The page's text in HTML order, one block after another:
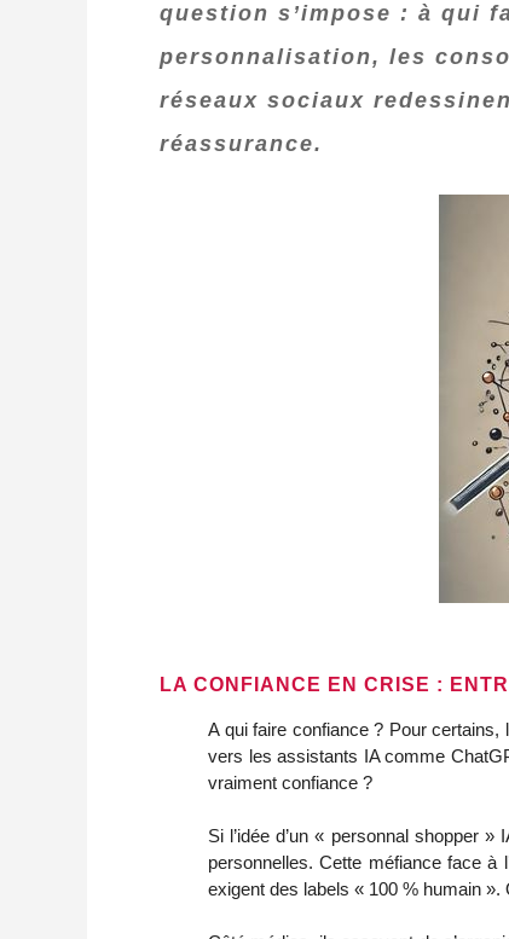
question s’impose : à qui
personnalisation, les
réseaux sociaux
réassurance.
LA CONFIANCE EN CRISE :
A qui faire confiance ? Pour certains,
vers les assistants IA comme
vraiment confiance ?
Si l’idée d’un « personnal shopper
personnelles. Cette méfiance face à
exigent des labels « 100 % humain ».